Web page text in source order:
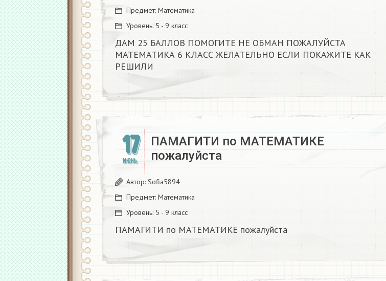
Предмет: Математика
Уровень: 5 - 9 класс
ДАМ 25 БАЛЛОВ ПОМОГИТЕ НЕ ОБМАН ПОЖАЛУЙСТА
МАТЕМАТИКА 6 КЛАСС ЖЕЛАТЕЛЬНО ЕСЛИ ПОКАЖИТЕ КАК
РЕШИЛИ ​
17
ИЮНЬ
ПАМАГИТИ по МАТЕМАТИКЕ
пожалуйста ​
Автор: Sofia5894
Предмет: Математика
Уровень: 5 - 9 класс
ПАМАГИТИ по МАТЕМАТИКЕ пожалуйста ​